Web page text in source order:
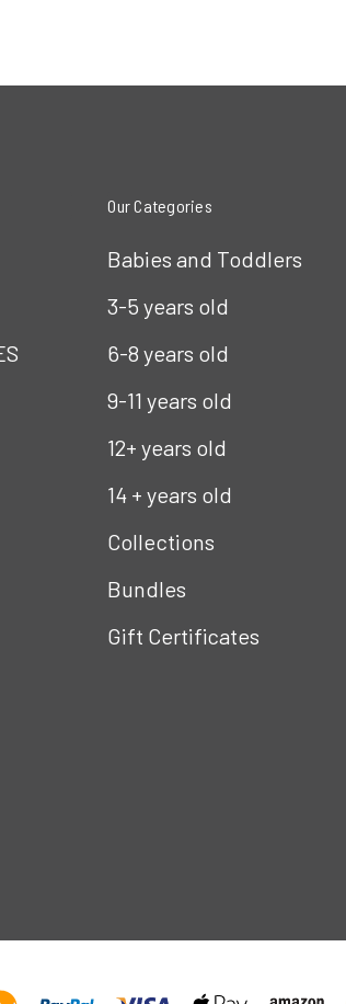
Our Categories
Babies and Toddlers
3-5 years old
6-8 years old
9-11 years old
12+ years old
14 + years old
Collections
Bundles
Gift Certificates